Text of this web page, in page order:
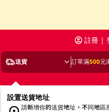
註冊 |
送貨 訂單滿500元
設置送貨地址
請新增你的送貨地址，不同地區